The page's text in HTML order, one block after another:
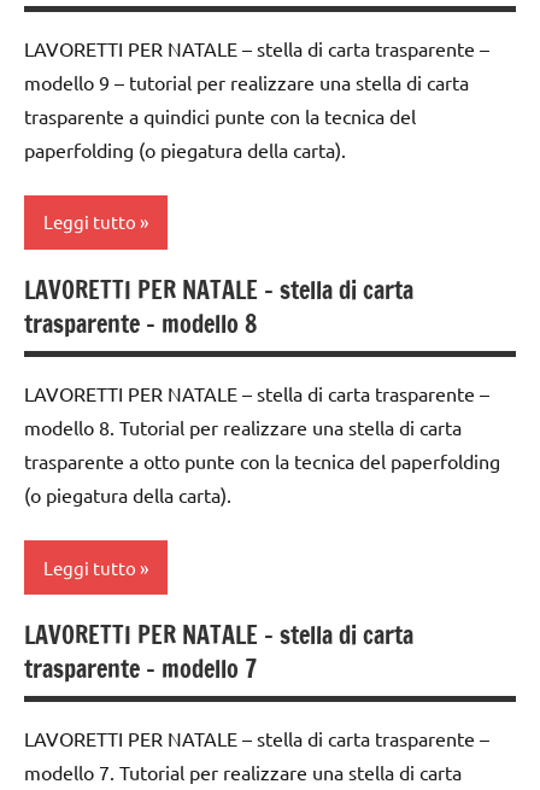
Inverno
LINGUAGGIO
STAGIONI
ARGOMENTI
TUTTI GLI
ARTICOLI
classe
dettati /
mesi
dettati
ortografici
Inverno
LINGUAGGIO
TUTTI GLI
ARGOMENTI
PER ETA'
ARTICOLI
4a
5a
e feltro
TUTORIAL
TUTTI GLI
ARGOMENTI
TUTTI GLI
ARTICOLI
LAVORETTI PER NATALE – stella di carta trasparente –
modello 9 – tutorial per realizzare una stella di carta
trasparente a quindici punte con la tecnica del
paperfolding (o piegatura della carta).
Leggi tutto
ARTE
IMMAGINE
classe
classe
classe
5a
decorazioni
natalizie
DELL'ANNO
LAVORETTI PER NATALE – stella di carta
trasparente – modello 8
LAVORETTI PER NATALE – stella di carta trasparente –
modello 8. Tutorial per realizzare una stella di carta
trasparente a otto punte con la tecnica del paperfolding
(o piegatura della carta).
Leggi tutto
4a
settimana
di
ARTE
LAVORETTI PER NATALE – stella di carta
trasparente – modello 7
LAVORETTI PER NATALE – stella di carta trasparente –
modello 7. Tutorial per realizzare una stella di carta